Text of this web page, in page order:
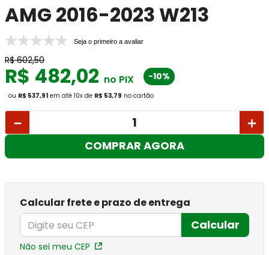
AMG 2016-2023 W213
Seja o primeiro a avaliar
R$ 602,50
R$ 482,02 no PIX -10%
ou R$ 537,91 em até 10x de R$ 53,79 no cartão
＋
－
COMPRAR AGORA
Calcular frete e prazo de entrega
Calcular
Não sei meu CEP